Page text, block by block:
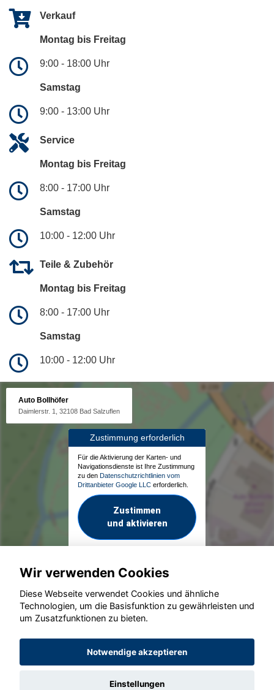
Verkauf
Montag bis Freitag
9:00 - 18:00 Uhr
Samstag
9:00 - 13:00 Uhr
Service
Montag bis Freitag
8:00 - 17:00 Uhr
Samstag
10:00 - 12:00 Uhr
Teile & Zubehör
Montag bis Freitag
8:00 - 17:00 Uhr
Samstag
10:00 - 12:00 Uhr
Auto Bollhöfer
Daimlerstr. 1, 32108 Bad Salzuflen
Zustimmung erforderlich
Für die Aktivierung der Karten- und
Navigationsdienste ist Ihre Zustimmung
zu den Datenschutzrichtlinien vom
Drittanbieter Google LLC erforderlich.
Zustimmen
und aktivieren
© konjunkturmotor.de GmbH 2020 - 2026
Wir verwenden Cookies
Diese Webseite verwendet Cookies und ähnliche
Technologien, um die Basisfunktion zu gewährleisten und
um Zusatzfunktionen zu bieten.
Notwendige akzeptieren
Einstellungen